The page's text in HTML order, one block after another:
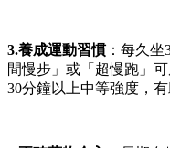
3.養成運動習慣：每久坐
間慢步」或「超慢跑」
30分鐘以上中等強度，